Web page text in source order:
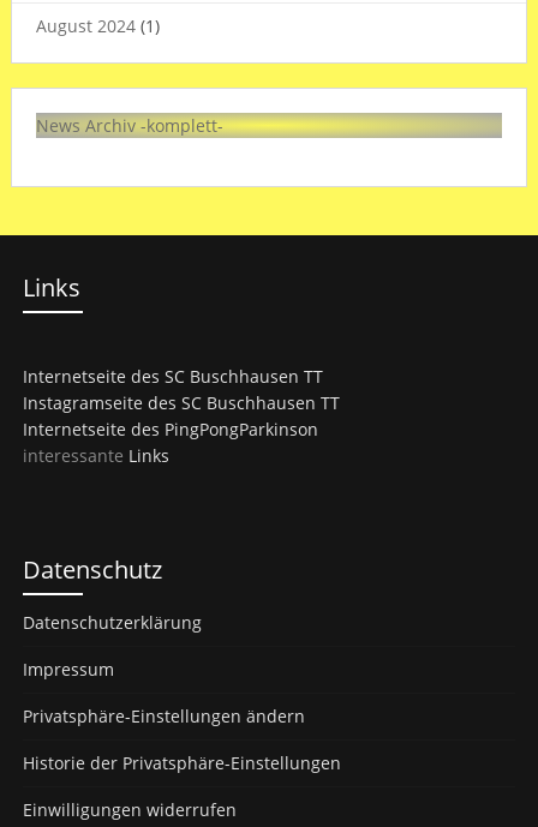
August 2024(1)
News Archiv -komplett-
Links
Internetseite des SC Buschhausen TT
Instagramseite des SC Buschhausen TT
Internetseite des PingPongParkinson
interessante Links
Datenschutz
Datenschutzerklärung
Impressum
Privatsphäre-Einstellungen ändern
Historie der Privatsphäre-Einstellungen
Einwilligungen widerrufen